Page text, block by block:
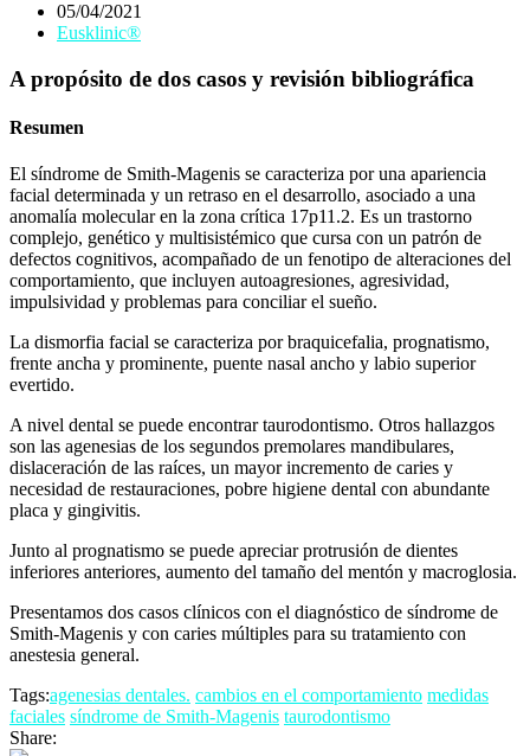
05/04/2021
Eusklinic®
A propósito de dos casos y revisión bibliográfica
Resumen
El síndrome de Smith-Magenis se caracteriza por una apariencia
facial determinada y un retraso en el desarrollo, asociado a una
anomalía molecular en la zona crítica 17p11.2. Es un trastorno
complejo, genético y multisistémico que cursa con un patrón de
defectos cognitivos, acompañado de un fenotipo de alteraciones del
comportamiento, que incluyen autoagresiones, agresividad,
impulsividad y problemas para conciliar el sueño.
La dismorfia facial se caracteriza por braquicefalia, prognatismo,
frente ancha y prominente, puente nasal ancho y labio superior
evertido.
A nivel dental se puede encontrar taurodontismo. Otros hallazgos
son las agenesias de los segundos premolares mandibulares,
dislaceración de las raíces, un mayor incremento de caries y
necesidad de restauraciones, pobre higiene dental con abundante
placa y gingivitis.
Junto al prognatismo se puede apreciar protrusión de dientes
inferiores anteriores, aumento del tamaño del mentón y macroglosia.
Presentamos dos casos clínicos con el diagnóstico de síndrome de
Smith-Magenis y con caries múltiples para su tratamiento con
anestesia general.
Tags:agenesias dentales. cambios en el comportamiento medidas
faciales síndrome de Smith-Magenis taurodontismo
Share: